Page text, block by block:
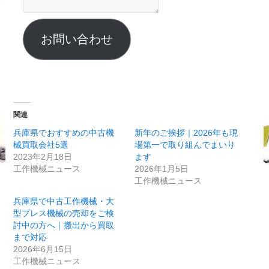
お問い合わせ
関連
兵庫県でおすすめの中古機
械買取会社5選
2023年2月18日
工作機械ニュース
新年のご挨拶｜2026年も現
場第一で取り組んでまいり
ます
2026年1月5日
工作機械ニュース
兵庫県で中古工作機械・大
型プレス機械の売却をご検
討中の方へ｜搬出から買取
まで対応
2026年6月15日
工作機械ニュース